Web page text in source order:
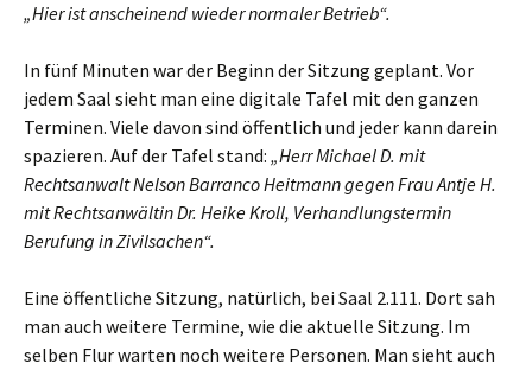
„Hier ist anscheinend wieder normaler Betrieb“.
In fünf Minuten war der Beginn der Sitzung geplant. Vor
jedem Saal sieht man eine digitale Tafel mit den ganzen
Terminen. Viele davon sind öffentlich und jeder kann darein
spazieren. Auf der Tafel stand: „Herr Michael D. mit
Rechtsanwalt Nelson Barranco Heitmann gegen Frau Antje H.
mit Rechtsanwältin Dr. Heike Kroll, Verhandlungstermin
Berufung in Zivilsachen“.
Eine öffentliche Sitzung, natürlich, bei Saal 2.111. Dort sah
man auch weitere Termine, wie die aktuelle Sitzung. Im
selben Flur warten noch weitere Personen. Man sieht auch